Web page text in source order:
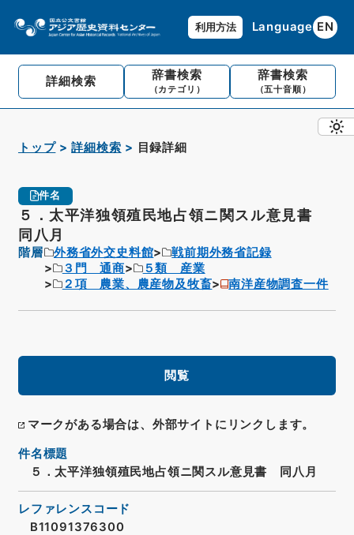
利用方法 Language EN
詳細検索 辞書検索
（カテゴリ）
辞書検索
（五十音順）
トップ 詳細検索 目録詳細
件名
５．太平洋独領殖民地占領ニ関スル意見書
同八月
階層 外務省外交史料館
戦前期外務省記録
３門 通商
５類 産業
２項 農業、農産物及牧畜
南洋産物調査一件
閲覧
マークがある場合は、外部サイトにリンクします。
件名標題
５．太平洋独領殖民地占領ニ関スル意見書 同八月
レファレンスコード
B11091376300